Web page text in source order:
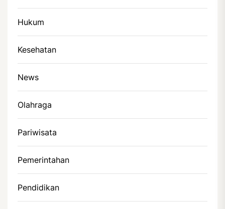
Hukum
Kesehatan
News
Olahraga
Pariwisata
Pemerintahan
Pendidikan